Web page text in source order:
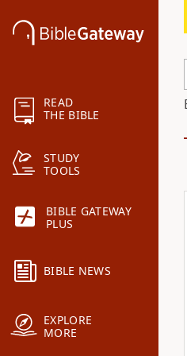
READ
THE BIBLE
STUDY
TOOLS
BIBLE GATEWAY
PLUS
BIBLE NEWS
EXPLORE
MORE